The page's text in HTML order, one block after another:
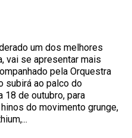
um dos melhores
vai se apresentar mais
pela Orquestra
subirá ao palco do
18 de outubro, para
do movimento grunge,